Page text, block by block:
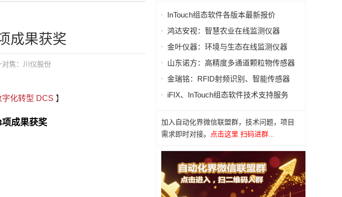
成果获奖
焦： 川仪股份
字化转型 DCS 】
成果获奖
InTouch组态软件各版本最新报价
鸿达安视：智慧农业在线监测仪器
金叶仪器：环境与生态在线监测仪器
山东诺方：高精度多通道颗粒物传感器
金瑞铭：RFID射频识别、智能传感器
iFIX、InTouch组态软件技术支持服务
加入自动化界微信联盟群，技术问题，项目
需求即时对接。
点击这里 扫码进群...